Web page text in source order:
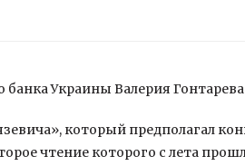
Украины Валерия Гонтарева
который предполагал
чтение которого с лета